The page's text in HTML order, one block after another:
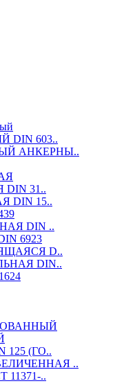
DIN 603..
АНКЕРНЫ..
31..
DIN 15..
DIN ..
6923
D..
DIN..
(ГО..
..
..